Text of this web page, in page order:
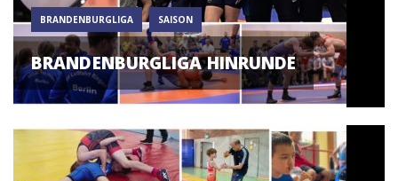
BRANDENBURGLIGA SAISON
BRANDENBURGLIGA HINRUNDE